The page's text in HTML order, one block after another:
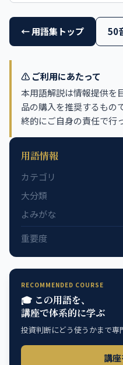
← 用語集トップ 50
⚠️ ご利用にあたって
本用語解説は情報提供を
品の購入を推奨するもの
終的にご自身の責任で行
用語情報
カテゴリ
大分類
よみがな
重要度
RECOMMENDED COURSE
🎓 この用語を、
講座で体系的に学ぶ
投資判断にどう使うかまで専
講